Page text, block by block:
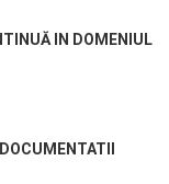
IN DOMENIUL